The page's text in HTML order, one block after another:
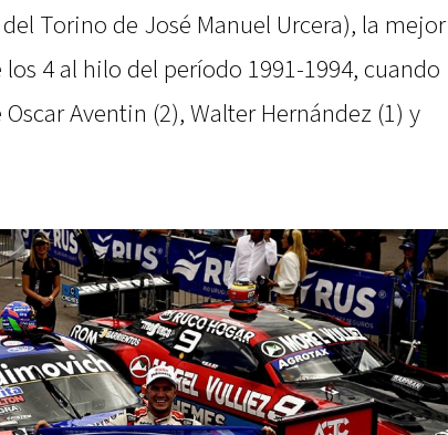
Torino de José Manuel Urcera), la mejor
4 al hilo del período 1991-1994, cuando
Aventin (2), Walter Hernández (1) y